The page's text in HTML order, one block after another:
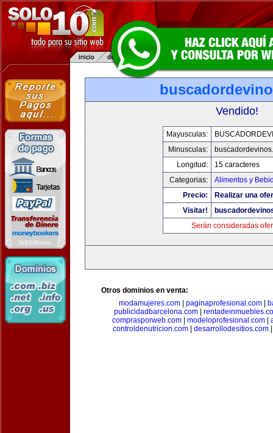
Vendido!
Mayusculas:
Minusculas:
Longitud:
15 caracteres
Categorias:
Alimentos y
Precio:
Realizar una
Visitar!
Serán consideradas
Otros dominios en venta:
modamujeres.com
paginaprofesional.com
publicidadbarcelona.com
comprasporweb.com| modeloprofesional.com|
controldenutricion.com
desarrollodesitios.com